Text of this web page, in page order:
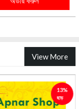
View More
13%
ছাড়